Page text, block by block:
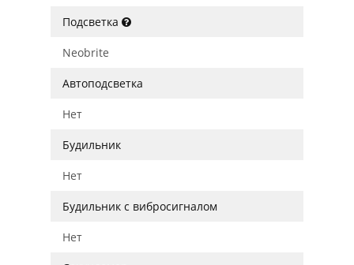
Подсветка
Neobrite
Автоподсветка
Нет
Будильник
Нет
Будильник с вибросигналом
Нет